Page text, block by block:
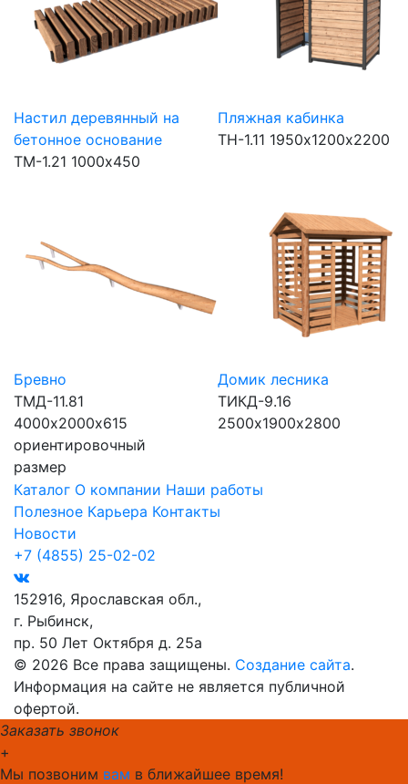
Настил деревянный на
бетонное основание
ТМ-1.21 1000х450
Пляжная кабинка
ТН-1.11 1950х1200х2200
Бревно
ТМД-11.81
4000х2000х615
ориентировочный
размер
Домик лесника
ТИКД-9.16
2500х1900х2800
Каталог О компании Наши работы
Полезное Карьера Контакты
Новости
+7 (4855) 25-02-02
152916, Ярославская обл.,
г. Рыбинск,
пр. 50 Лет Октября д. 25а
© 2026 Все права защищены. Создание сайта.
Информация на сайте не является публичной
офертой.
Заказать звонок
+
Мы позвоним вам в ближайшее время!